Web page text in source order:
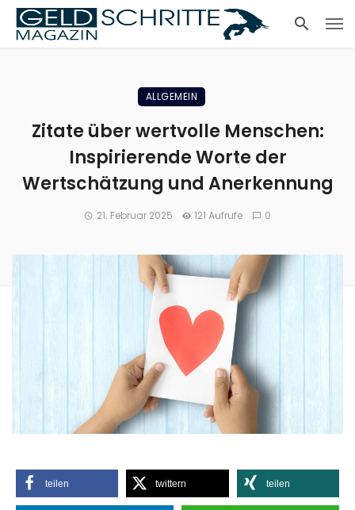
ALLGEMEIN
Zitate über wertvolle Menschen:
Inspirierende Worte der
Wertschätzung und Anerkennung
21. Februar 2025 121 Aufrufe 0
teilen twittern teilen